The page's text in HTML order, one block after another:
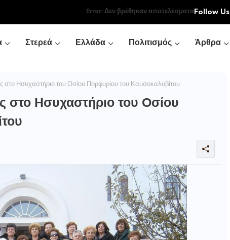
Error:Δεν βρέθηκαν αποτελέσματαFollow Us
Στερεά Ελλάδα Πολιτισμός Άρθρα
στο Ησυχαστήριο του Οσίου Πορφυρίου του Καυσοκαλυβίτου
στο Ησυχαστήριο του Οσίου